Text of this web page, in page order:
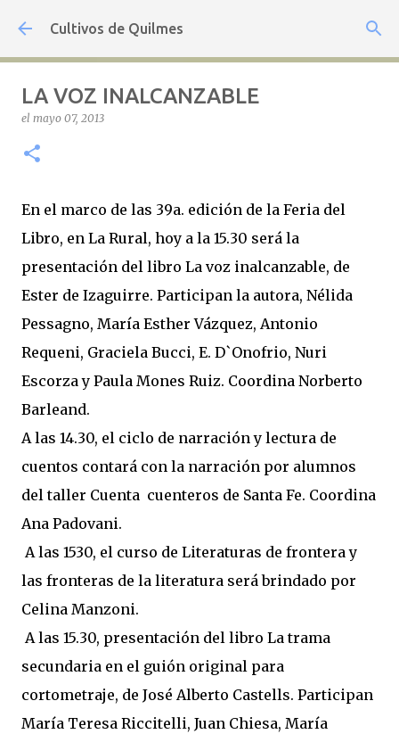
Ir al contenido principal
Cultivos de Quilmes
LA VOZ INALCANZABLE
el mayo 07, 2013
En el marco de las 39a. edición de la Feria del
Libro, en La Rural, hoy a la 15.30 será la
presentación del libro La voz inalcanzable, de
Ester de Izaguirre. Participan la autora, Nélida
Pessagno, María Esther Vázquez, Antonio
Requeni, Graciela Bucci, E. D`Onofrio, Nuri
Escorza y Paula Mones Ruiz. Coordina Norberto
Barleand.
A las 14.30, el ciclo de narración y lectura de
cuentos contará con la narración por alumnos
del taller Cuenta cuenteros de Santa Fe. Coordina
Ana Padovani.
A las 1530, el curso de Literaturas de frontera y
las fronteras de la literatura será brindado por
Celina Manzoni.
A las 15.30, presentación del libro La trama
secundaria en el guión original para
cortometraje, de José Alberto Castells. Participan
María Teresa Riccitelli, Juan Chiesa, María